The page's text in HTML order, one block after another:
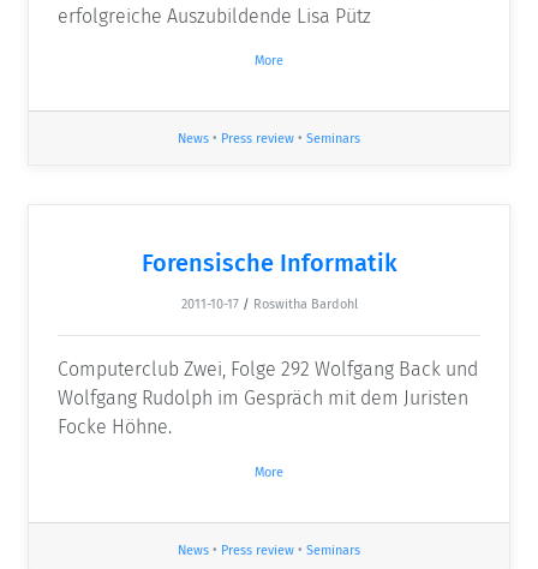
erfolgreiche Auszubildende Lisa Pütz
More
News • Press review • Seminars
Forensische Informatik
2011-10-17 / Roswitha Bardohl
Computerclub Zwei, Folge 292 Wolfgang Back und
Wolfgang Rudolph im Gespräch mit dem Juristen
Focke Höhne.
More
News • Press review • Seminars